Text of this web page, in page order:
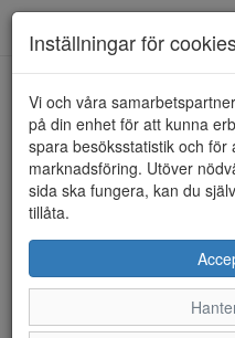
HEM REMONTE
Inställningar för
Vi och våra
på din enhet för att kunna
spara besöksstatistik och
marknadsföring. Utöver
sida ska fungera, kan du
tillåta.